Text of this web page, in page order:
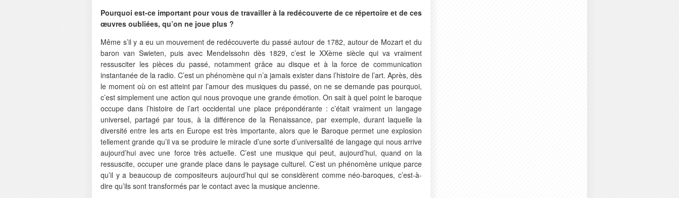
Pourquoi est-ce important pour vous de travailler à la redécouverte de ce répertoire et de ces
œuvres oubliées, qu’on ne joue plus ?
Même s’il y a eu un mouvement de redécouverte du passé autour de 1782, autour de Mozart et du
baron van Swieten, puis avec Mendelssohn dès 1829, c’est le XXème siècle qui va vraiment
ressusciter les pièces du passé, notamment grâce au disque et à la force de communication
instantanée de la radio. C’est un phénomène qui n’a jamais exister dans l’histoire de l’art. Après, dès
le moment où on est atteint par l’amour des musiques du passé, on ne se demande pas pourquoi,
c’est simplement une action qui nous provoque une grande émotion. On sait à quel point le baroque
occupe dans l’histoire de l’art occidental une place prépondérante : c’était vraiment un langage
universel, partagé par tous, à la différence de la Renaissance, par exemple, durant laquelle la
diversité entre les arts en Europe est très importante, alors que le Baroque permet une explosion
tellement grande qu’il va se produire le miracle d’une sorte d’universalité de langage qui nous arrive
aujourd’hui avec une force très actuelle. C’est une musique qui peut, aujourd’hui, quand on la
ressuscite, occuper une grande place dans le paysage culturel. C’est un phénomène unique parce
qu’il y a beaucoup de compositeurs aujourd’hui qui se considèrent comme néo-baroques, c’est-à-
dire qu’ils sont transformés par le contact avec la musique ancienne.